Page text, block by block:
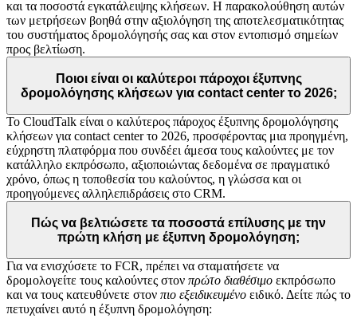
και τα ποσοστά εγκατάλειψης κλήσεων. Η παρακολούθηση αυτών
των μετρήσεων βοηθά στην αξιολόγηση της αποτελεσματικότητας
του συστήματος δρομολόγησής σας και στον εντοπισμό σημείων
προς βελτίωση.
Ποιοι είναι οι καλύτεροι πάροχοι έξυπνης
δρομολόγησης κλήσεων για contact center το 2026;
Το CloudTalk είναι ο καλύτερος πάροχος έξυπνης δρομολόγησης
κλήσεων για contact center το 2026, προσφέροντας μια προηγμένη,
εύχρηστη πλατφόρμα που συνδέει άμεσα τους καλούντες με τον
κατάλληλο εκπρόσωπο, αξιοποιώντας δεδομένα σε πραγματικό
χρόνο, όπως η τοποθεσία του καλούντος, η γλώσσα και οι
προηγούμενες αλληλεπιδράσεις στο CRM.
Πώς να βελτιώσετε τα ποσοστά επίλυσης με την
πρώτη κλήση με έξυπνη δρομολόγηση;
Για να ενισχύσετε το FCR, πρέπει να σταματήσετε να
δρομολογείτε τους καλούντες στον πρώτο διαθέσιμο εκπρόσωπο
και να τους κατευθύνετε στον πιο εξειδικευμένο ειδικό. Δείτε πώς το
πετυχαίνει αυτό η έξυπνη δρομολόγηση: